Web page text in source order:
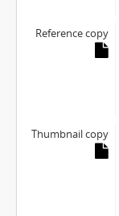
Reference copy
Thumbnail copy